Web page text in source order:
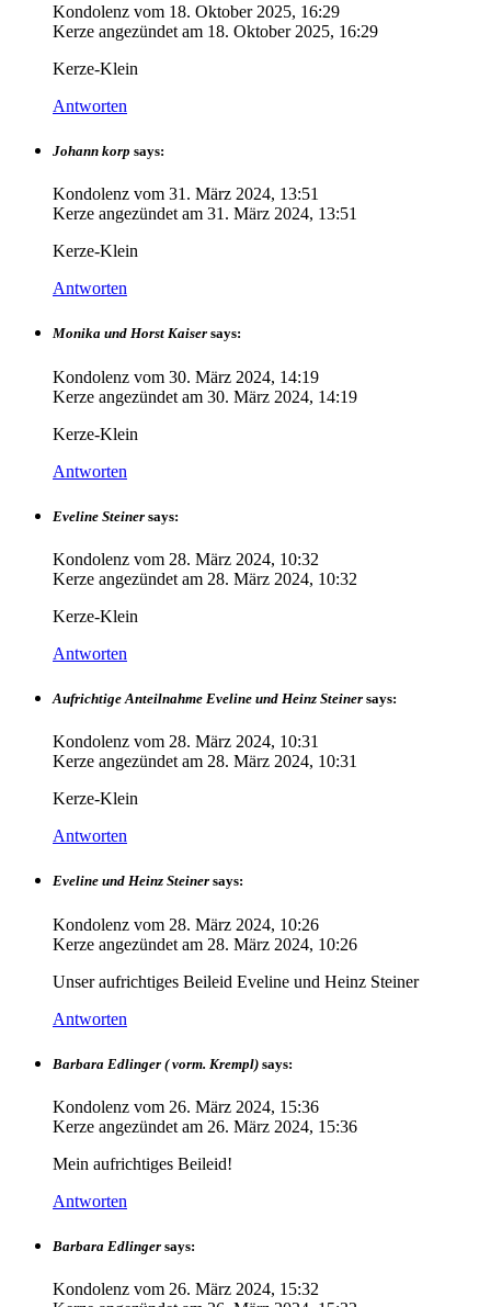
Kondolenz vom 18. Oktober 2025, 16:29
Kerze angezündet am 18. Oktober 2025, 16:29
Kerze-Klein
Antworten
Johann korp says:
Kondolenz vom 31. März 2024, 13:51
Kerze angezündet am 31. März 2024, 13:51
Kerze-Klein
Antworten
Monika und Horst Kaiser says:
Kondolenz vom 30. März 2024, 14:19
Kerze angezündet am 30. März 2024, 14:19
Kerze-Klein
Antworten
Eveline Steiner says:
Kondolenz vom 28. März 2024, 10:32
Kerze angezündet am 28. März 2024, 10:32
Kerze-Klein
Antworten
Aufrichtige Anteilnahme Eveline und Heinz Steiner says:
Kondolenz vom 28. März 2024, 10:31
Kerze angezündet am 28. März 2024, 10:31
Kerze-Klein
Antworten
Eveline und Heinz Steiner says:
Kondolenz vom 28. März 2024, 10:26
Kerze angezündet am 28. März 2024, 10:26
Unser aufrichtiges Beileid Eveline und Heinz Steiner
Antworten
Barbara Edlinger ( vorm. Krempl) says:
Kondolenz vom 26. März 2024, 15:36
Kerze angezündet am 26. März 2024, 15:36
Mein aufrichtiges Beileid!
Antworten
Barbara Edlinger says:
Kondolenz vom 26. März 2024, 15:32